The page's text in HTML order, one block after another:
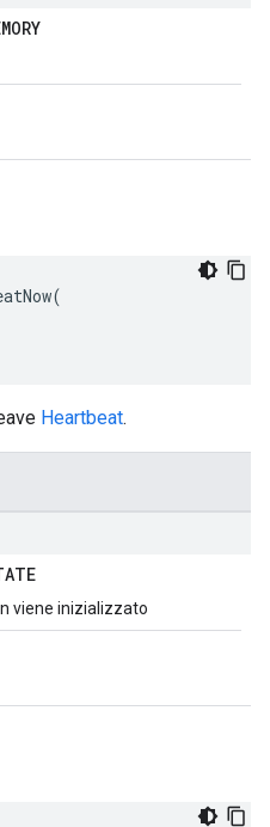
Heartbeat.
viene inizializzato